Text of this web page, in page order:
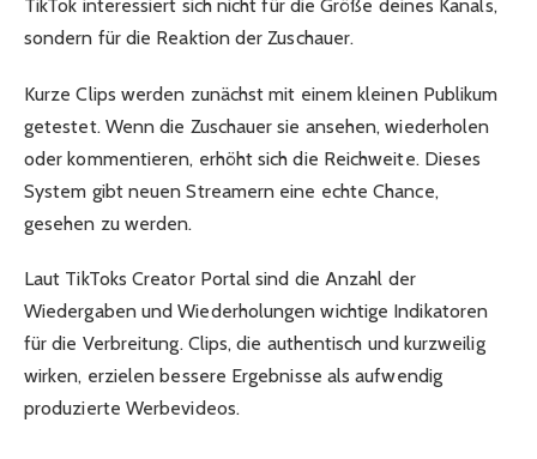
TikTok interessiert sich nicht für die Größe deines Kanals,
sondern für die Reaktion der Zuschauer.
Kurze Clips werden zunächst mit einem kleinen Publikum
getestet. Wenn die Zuschauer sie ansehen, wiederholen
oder kommentieren, erhöht sich die Reichweite. Dieses
System gibt neuen Streamern eine echte Chance,
gesehen zu werden.
Laut TikToks Creator Portal sind die Anzahl der
Wiedergaben und Wiederholungen wichtige Indikatoren
für die Verbreitung. Clips, die authentisch und kurzweilig
wirken, erzielen bessere Ergebnisse als aufwendig
produzierte Werbevideos.